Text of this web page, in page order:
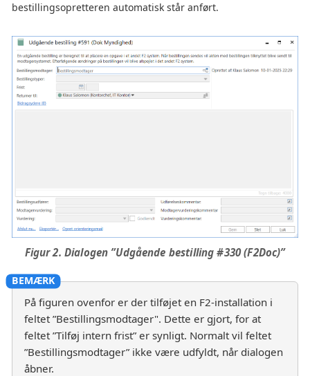
bestillingsopretteren automatisk står anført.
Figur 2. Dialogen ”Udgående bestilling #330 (F2Doc)”
På figuren ovenfor er der tilføjet en F2-installation i
feltet ”Bestillingsmodtager". Dette er gjort, for at
feltet ”Tilføj intern frist” er synligt. Normalt vil feltet
”Bestillingsmodtager” ikke være udfyldt, når dialogen
åbner.